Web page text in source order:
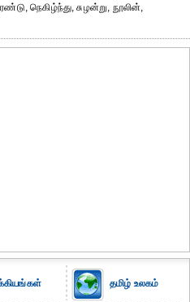
நெகிழ்ந்து, சுழன்று, நூலின்,
தமிழ் உலகம்